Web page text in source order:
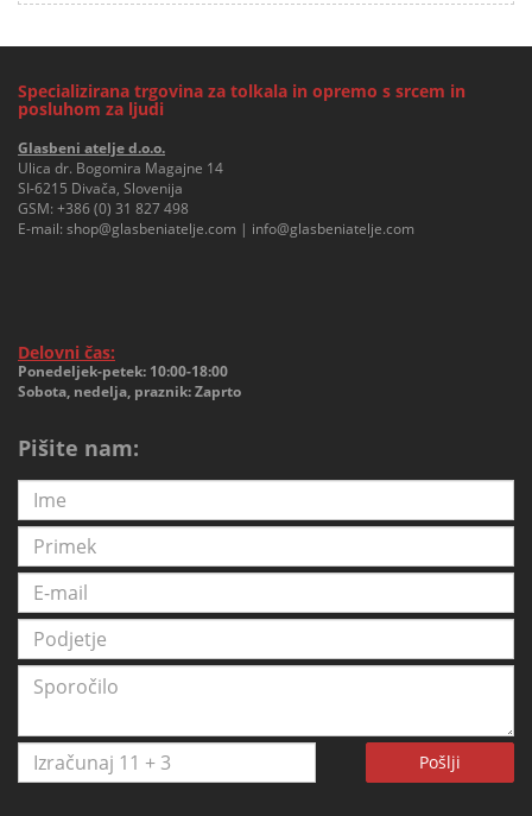
Specializirana trgovina za tolkala in opremo s srcem in
posluhom za ljudi
Glasbeni atelje d.o.o.
Ulica dr. Bogomira Magajne 14
SI-6215 Divača, Slovenija
GSM: +386 (0) 31 827 498
E-mail: shop@glasbeniatelje.com | info@glasbeniatelje.com
Delovni čas:
Ponedeljek-petek: 10:00-18:00
Sobota, nedelja, praznik: Zaprto
Pišite nam:
Pošlji